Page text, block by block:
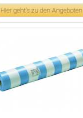
Hier geht's zu den Angeboten